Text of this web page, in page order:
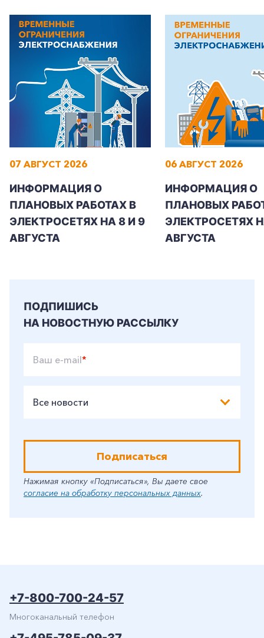
Заказать обратный звонок
07 АВГУСТ 2026
ИНФОРМАЦИЯ О
ПЛАНОВЫХ РАБОТАХ В
ЭЛЕКТРОСЕТЯХ НА 8 И 9
АВГУСТА
06 АВГУСТ 2026
ИНФОРМАЦИЯ О
ПЛАНОВЫХ
ЭЛЕКТРОСЕТЯХ
АВГУСТА
ПОДПИШИСЬ
НА НОВОСТНУЮ РАССЫЛКУ
Ваш e-mail*
Все новости
Подписаться
Нажимая кнопку «Подписаться», Вы даете свое
согласие на обработку персональных данных.
+7-800-700-24-57
Многоканальный телефон